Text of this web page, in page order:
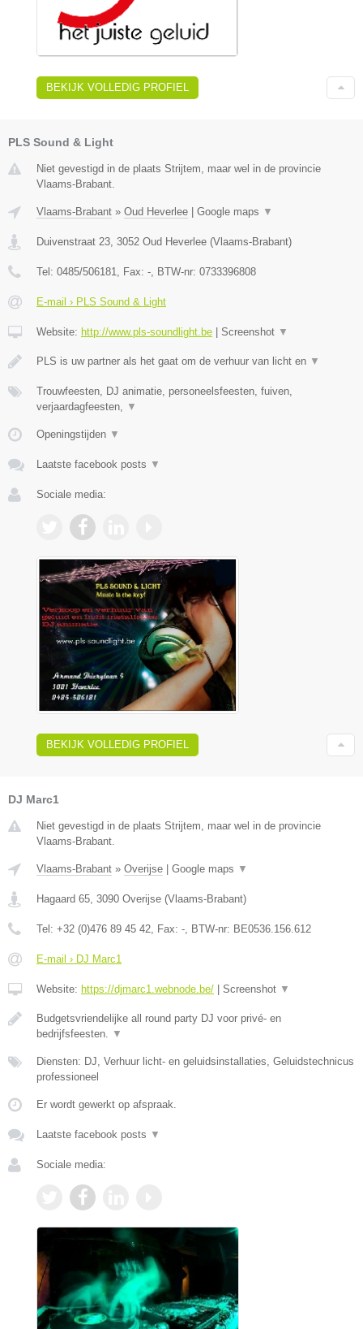
BEKIJK VOLLEDIG PROFIEL
PLS Sound & Light
Niet gevestigd in de plaats Strijtem, maar wel in de provincie
Vlaams-Brabant.
Vlaams-Brabant » Oud Heverlee Google maps ▼
Duivenstraat 23 3052 Oud Heverlee (Vlaams-Brabant)
Tel: 0485/506181 , Fax: - , BTW-nr: 0733396808
E-mail › PLS Sound & Light
Website: http://www.pls-soundlight.be Screenshot ▼
PLS is uw partner als het gaat om de verhuur van licht en ▼
Trouwfeesten, DJ animatie, personeelsfeesten, fuiven,
verjaardagfeesten,
▼
Openingstijden ▼
Laatste facebook posts ▼
Sociale media:
BEKIJK VOLLEDIG PROFIEL
DJ Marc1
Niet gevestigd in de plaats Strijtem, maar wel in de provincie
Vlaams-Brabant.
Vlaams-Brabant » Overijse Google maps ▼
Hagaard 65, 3090 Overijse (Vlaams-Brabant)
Tel: +32 (0)476 89 45 42, Fax: -, BTW-nr: BE0536.156.612
E-mail › DJ Marc1
Website: https://djmarc1.webnode.be/ Screenshot ▼
Budgetsvriendelijke all round party DJ voor privé- en
bedrijfsfeesten. ▼
Diensten: DJ, Verhuur licht- en geluidsinstallaties, Geluidstechnicus
professioneel
Er wordt gewerkt op afspraak.
Laatste facebook posts ▼
Sociale media: